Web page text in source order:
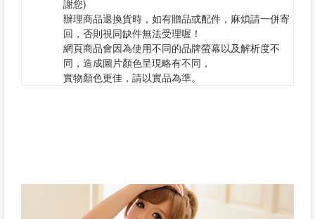
謝您)
辦理商品退換貨時，如有贈品或配件，麻煩請一併寄
回，否則視同缺件無法受理喔！
網頁商品會因為使用不同的品牌螢幕以及解析度不
同，造成圖片顏色呈現略有不同，
實物顏色更佳，請以實品為準。